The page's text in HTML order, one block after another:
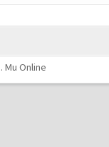
. Mu Online